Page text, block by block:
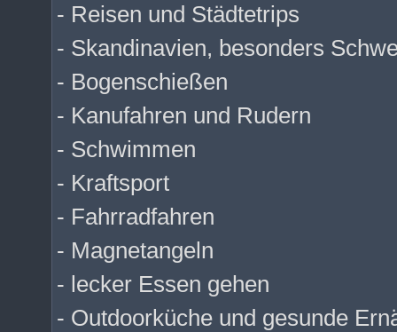
- Reisen und Städtetrips
- Skandinavien, besonders
- Bogenschießen
- Kanufahren und Rudern
- Schwimmen
- Kraftsport
- Fahrradfahren
- Magnetangeln
- lecker Essen gehen
- Outdoorküche und gesunde